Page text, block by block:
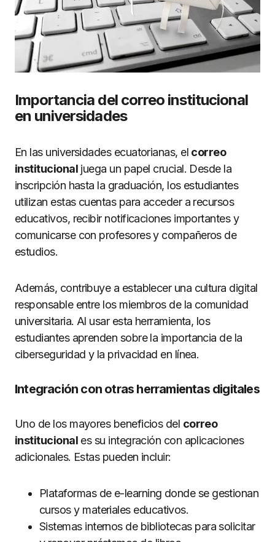
Importancia del correo institucional
en universidades
En las universidades ecuatorianas, el correo
institucionaljuega un papel crucial. Desde la
inscripción hasta la graduación, los estudiantes
utilizan estas cuentas para acceder a recursos
educativos, recibir notificaciones importantes y
comunicarse con profesores y compañeros de
estudios.
Además, contribuye a establecer una cultura digital
responsable entre los miembros de la comunidad
universitaria. Al usar esta herramienta, los
estudiantes aprenden sobre la importancia de la
ciberseguridad y la privacidad en línea.
Integración con otras herramientas digitales
Uno de los mayores beneficios del correo
institucionales su integración con aplicaciones
adicionales. Estas pueden incluir:
Plataformas de e-learning donde se gestionan
cursos y materiales educativos.
Sistemas internos de bibliotecas para solicitar